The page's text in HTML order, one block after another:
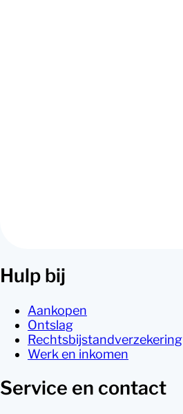
Hulp bij
Aankopen
Ontslag
Rechtsbijstandverzekering
Werk en inkomen
Service en contact